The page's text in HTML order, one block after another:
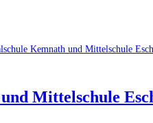
Mittelschule